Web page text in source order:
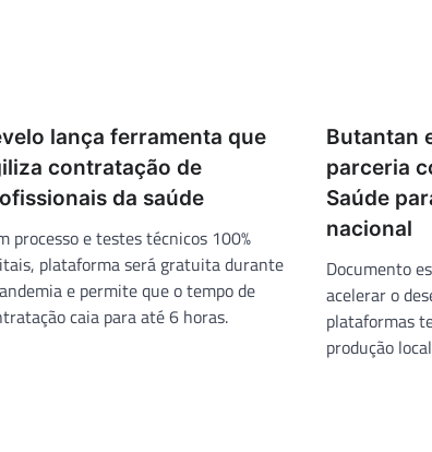
lança ferramenta que
contratação de
da saúde
processo e testes técnicos 100%
plataforma será gratuita durante
e permite que o tempo de
caia para até 6 horas.
Butantan
parceria
Saúde
nacional
Documento
acelerar o
plataformas
produção